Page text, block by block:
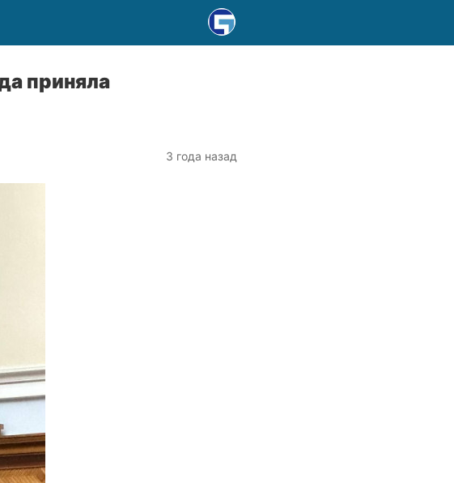
приняла
3 года назад